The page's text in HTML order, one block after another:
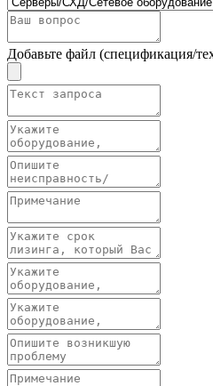
Добавьте файл (спецификация/